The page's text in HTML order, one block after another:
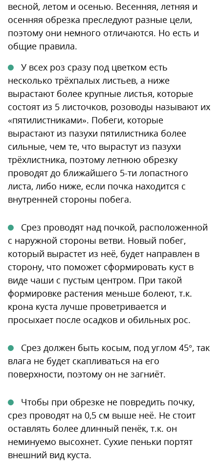
весной, летом и осенью. Весенняя, летняя и
осенняя обрезка преследуют разные цели,
поэтому они немного отличаются. Но есть и
общие правила.
У всех роз сразу под цветком есть
несколько трёхпалых листьев, а ниже
вырастают более крупные листья, которые
состоят из 5 листочков, розоводы называют их
«пятилистниками». Побеги, которые
вырастают из пазухи пятилистника более
сильные, чем те, что вырастут из пазухи
трёхлистника, поэтому летнюю обрезку
проводят до ближайшего 5-ти лопастного
листа, либо ниже, если почка находится с
внутренней стороны побега.
Срез проводят над почкой, расположенной
с наружной стороны ветви. Новый побег,
который вырастет из неё, будет направлен в
сторону, что поможет сформировать куст в
виде чаши с пустым центром. При такой
формировке растения меньше болеют, т.к.
крона куста лучше проветривается и
просыхает после осадков и обильных рос.
Срез должен быть косым, под углом 45°, так
влага не будет скапливаться на его
поверхности, поэтому он не загниёт.
Чтобы при обрезке не повредить почку,
срез проводят на 0,5 см выше неё. Не стоит
оставлять более длинный пенёк, т.к. он
неминуемо высохнет. Сухие пеньки портят
внешний вид куста.